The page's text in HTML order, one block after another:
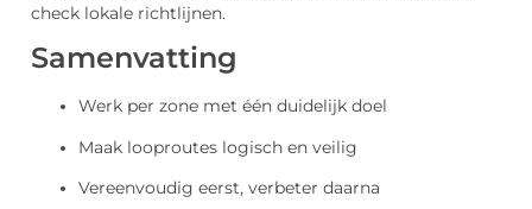
check lokale richtlijnen.
Samenvatting
Werk per zone met één duidelijk doel
Maak looproutes logisch en veilig
Vereenvoudig eerst, verbeter daarna